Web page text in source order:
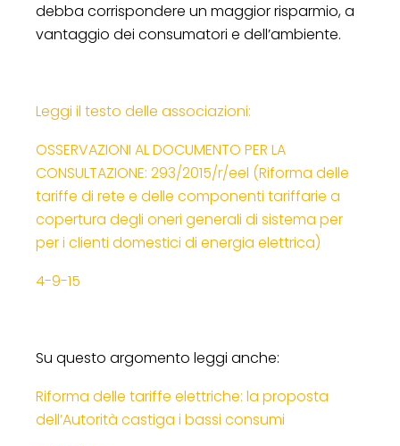
debba corrispondere un maggior risparmio, a
vantaggio dei consumatori e dell’ambiente.
Leggi il testo delle associazioni:
OSSERVAZIONI AL DOCUMENTO PER LA
CONSULTAZIONE: 293/2015/r/eel (Riforma delle
tariffe di rete e delle componenti tariffarie a
copertura degli oneri generali di sistema per
per i clienti domestici di energia elettrica)
4-9-15
Su questo argomento leggi anche:
Riforma delle tariffe elettriche: la proposta
dell’Autorità castiga i bassi consumi